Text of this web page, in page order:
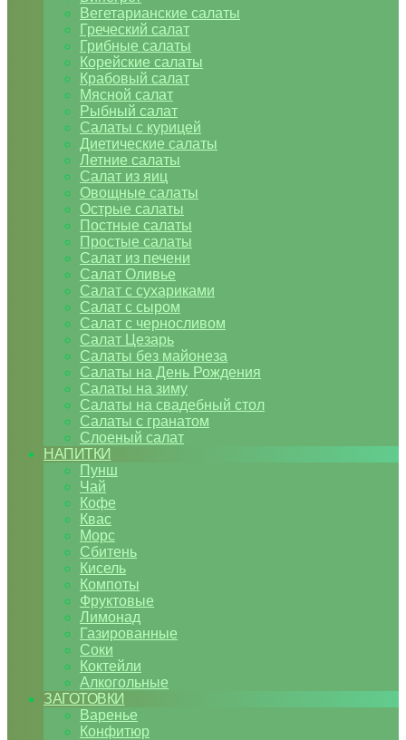
Вегетарианские салаты
Греческий салат
Грибные салаты
Корейские салаты
Крабовый салат
Мясной салат
Рыбный салат
Салаты с курицей
Диетические салаты
Летние салаты
Салат из яиц
Овощные салаты
Острые салаты
Постные салаты
Простые салаты
Салат из печени
Салат Оливье
Салат с сухариками
Салат с сыром
Салат с черносливом
Салат Цезарь
Салаты без майонеза
Салаты на День Рождения
Салаты на зиму
Салаты на свадебный стол
Салаты с гранатом
Слоеный салат
НАПИТКИ
Пунш
Чай
Кофе
Квас
Морс
Сбитень
Кисель
Компоты
Фруктовые
Лимонад
Газированные
Соки
Коктейли
Алкогольные
ЗАГОТОВКИ
Варенье
Конфитюр